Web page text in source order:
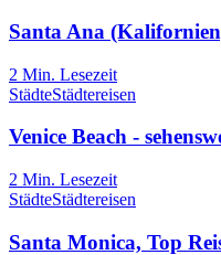
Santa Ana
2 Min. Lesezeit
StädteStädtereisen
Venice Beach -
2 Min. Lesezeit
StädteStädtereisen
Santa Monica, Top